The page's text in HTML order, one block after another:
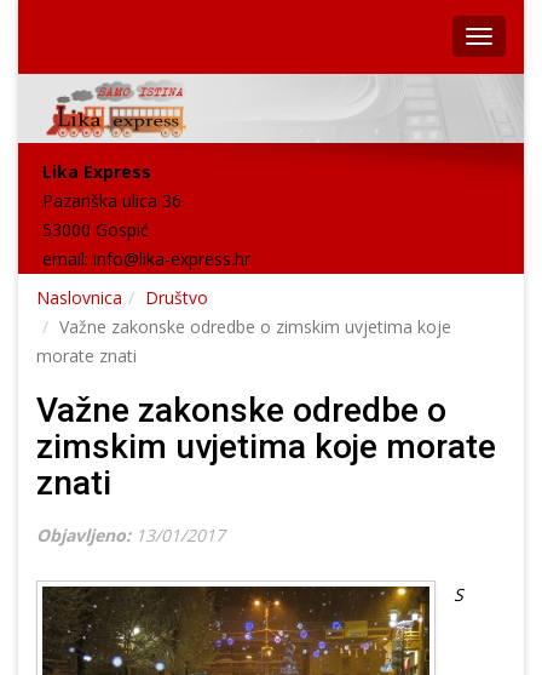
Lika Express
Pazariška ulica 36
53000 Gospić
email: info@lika-express.hr
Naslovnica
Društvo
Važne zakonske odredbe o zimskim uvjetima koje
morate znati
Važne zakonske odredbe o
zimskim uvjetima koje morate
znati
Objavljeno: 13/01/2017
S